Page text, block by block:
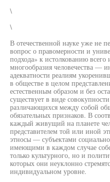
\
\
В отечественной науке уже не
вопрос о правомерности и
подхода» к истолкованию всего
многообразия человечества —
адекватности реалиям
в обществе в целом
естественным образом и без
существует в виде
различающихся между собой
обязательных признаков. В
каждый живущий на планете
представителем той или иной
этносы — субъектами
имеющими в каждом случае
только культурного, но и
которых они неуклонно
индивидуальном уровне.